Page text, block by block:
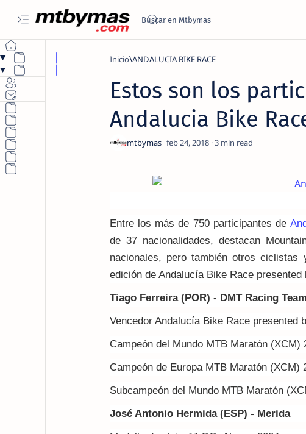
Inicio ANDALUCIA BIKE RACE
Estos son los
Andalucia Bike
3
Entre los más de 750 participantes de
de 37 nacionalidades, destacan
nacionales, pero también otros ciclistas
edición de Andalucía Bike Race presented
Tiago Ferreira (POR) - DMT Racing Team
Vencedor Andalucía Bike Race presented
Campeón del Mundo MTB Maratón (XCM)
Campeón de Europa MTB Maratón (XCM)
Subcampeón del Mundo MTB Maratón
José Antonio Hermida (ESP) - Merida